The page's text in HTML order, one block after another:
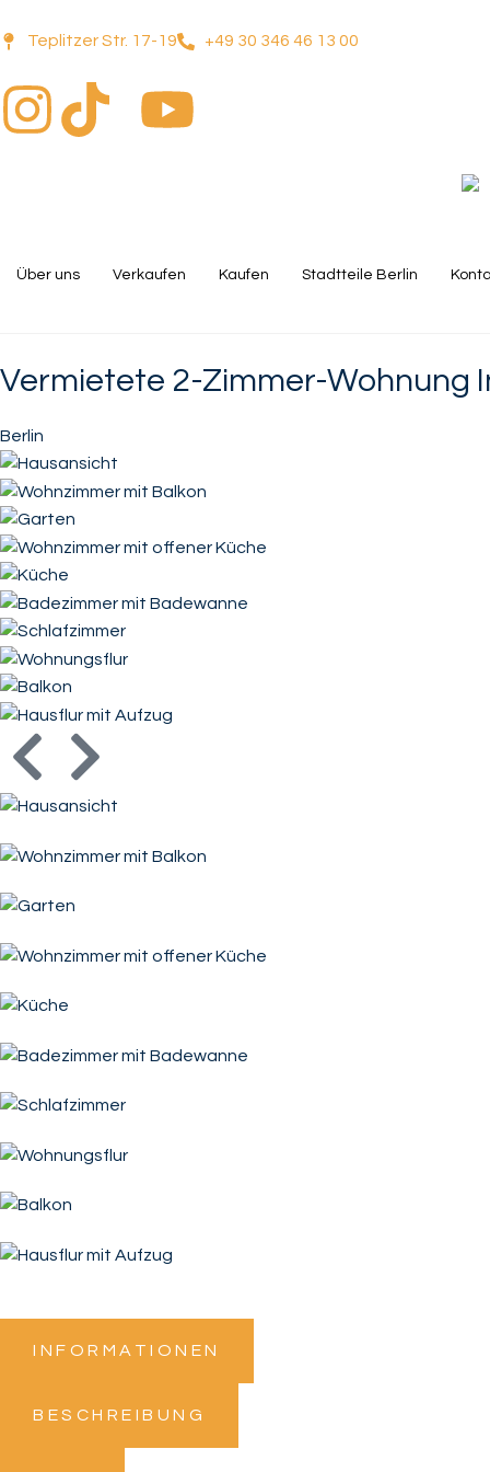
Teplitzer Str. 17-19 +49 30 346 46 13 00
Über uns Verkaufen Kaufen Stadtteile Berlin
Vermietete 2-Zimmer-Wohnung
Berlin
INFORMATIONEN
BESCHREIBUNG